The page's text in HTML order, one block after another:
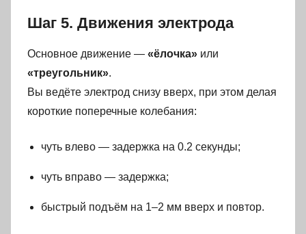
Шаг 5. Движения электрода
Основное движение — «ёлочка» или
«треугольник».
Вы ведёте электрод снизу вверх, при этом делая
короткие поперечные колебания:
чуть влево — задержка на 0.2 секунды;
чуть вправо — задержка;
быстрый подъём на 1–2 мм вверх и повтор.